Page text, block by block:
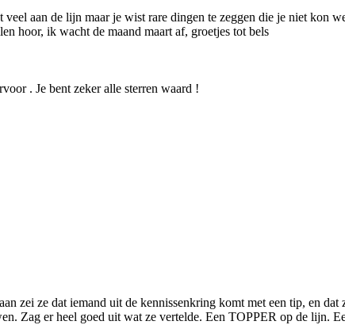
aan de lijn maar je wist rare dingen te zeggen die je niet kon
hoor, ik wacht de maand maart af, groetjes tot bels
. Je bent zeker alle sterren waard !
zei ze dat iemand uit de kennissenkring komt met een tip, en
Zag er heel goed uit wat ze vertelde. Een TOPPER op de lijn.